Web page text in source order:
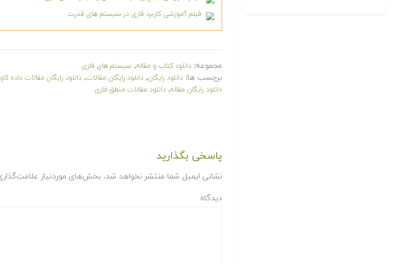
فیلم آموزشی کاربرد فازی در سیستم های قدرت
مجموعه: دانلود کتاب و مقاله, سیستم های فازی
برچسب ها: دانلود رایگان, دانلود رایگان مقالات, دانلود رایگان مقالات داده
دانلود رایگان مقاله, دانلود مقالات منطق فازی
پاسخی بگذارید
نشانی ایمیل شما منتشر نخواهد شد. بخش‌های موردنیاز
دیدگاه